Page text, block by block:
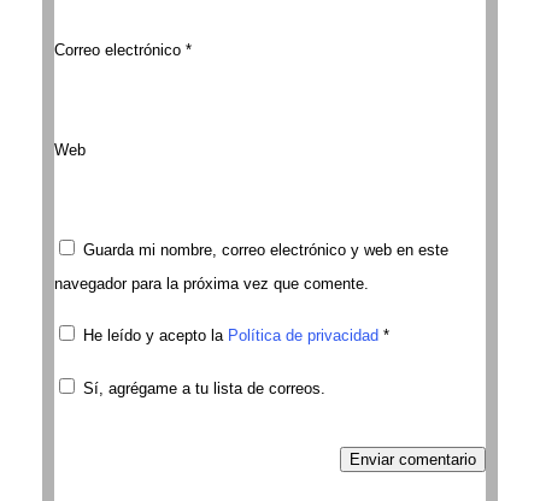
Correo electrónico *
Web
Guarda mi nombre, correo electrónico y web en este
navegador para la próxima vez que comente.
He leído y acepto la Política de privacidad *
Sí, agrégame a tu lista de correos.
Enviar comentario